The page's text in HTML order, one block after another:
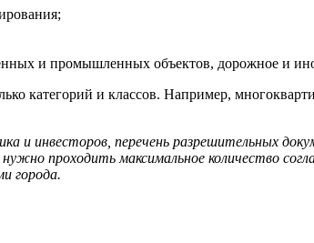
и промышленных объектов, дорожное и
категорий и классов. Например,
и инвесторов, перечень разрешительных
проходить максимальное количество
города.